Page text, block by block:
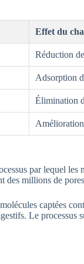
Effet du
Réduction
Adsorption
Élimination
par lequel
millions de
captées
Le